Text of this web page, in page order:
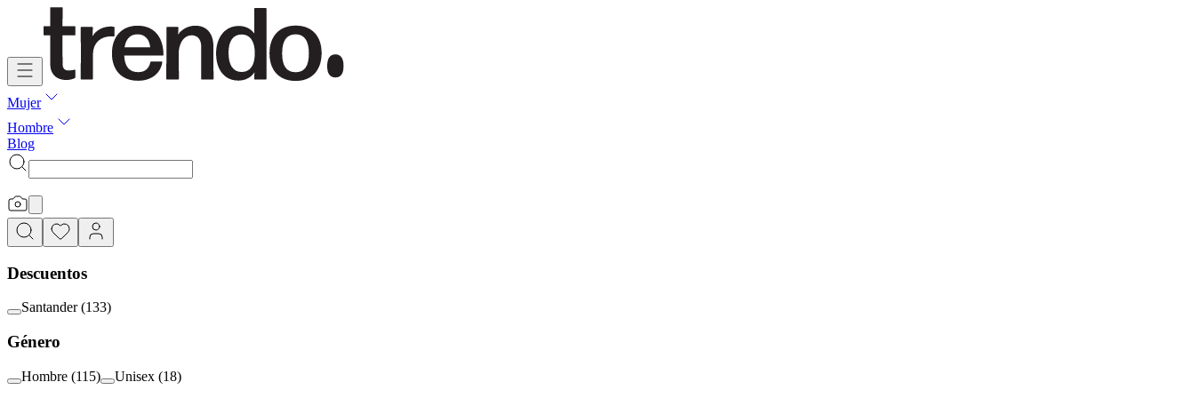
Mujer
Hombre
Blog
Descuentos
Santander (133)
Género
Hombre (115) Unisex (18)